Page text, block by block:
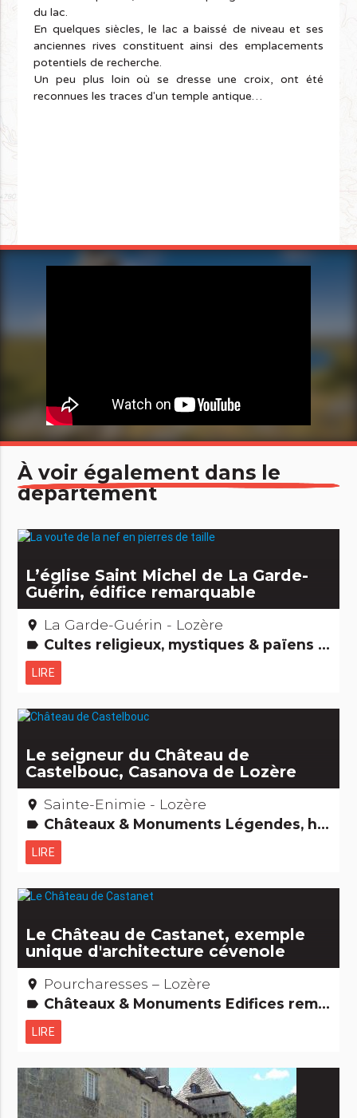
du lac.
En quelques siècles, le lac a baissé de niveau et ses
anciennes rives constituent ainsi des emplacements
potentiels de recherche.
Un peu plus loin où se dresse une croix, ont été
reconnues les traces d'un temple antique…
À voir également dans le
département
L’église Saint Michel de La Garde-
Guérin, édifice remarquable
place La Garde-Guérin - Lozère
label Cultes religieux, mystiques & païens Edifices remarquables
LIRE
Le seigneur du Château de
Castelbouc, Casanova de Lozère
place Sainte-Enimie - Lozère
label Châteaux & Monuments Légendes, histoires & Trésors Gens d'ici
LIRE
Le Château de Castanet, exemple
unique d'architecture cévenole
place Pourcharesses – Lozère
label Châteaux & Monuments Edifices remarquables
LIRE